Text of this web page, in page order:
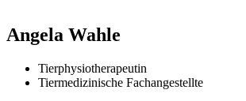
Angela Wahle
Tierphysiotherapeutin
Tiermedizinische Fachangestellte